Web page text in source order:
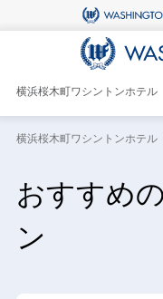
横浜桜木町ワシントンホテル
横浜桜木町ワシントンホテル
おすすめ
ン